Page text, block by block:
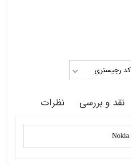
نقد و بررسی نظرات